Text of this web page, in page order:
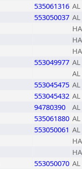
535061316 AL
553050037 AL
HA
HA
HA
553049977 AL
AL
553045475 AL
553045432 AL
94780390
AL
535061880 AL
553050061 AL
HA
HA
553050070 AL